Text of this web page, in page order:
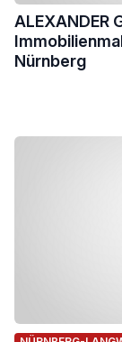
ALEXANDER
Nürnberg